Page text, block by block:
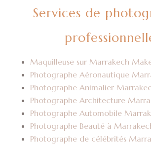
Services de
Maquilleuse sur Marrakech
Photographe Aéronautique
Photographe Animalier
Photographe Architecture
Photographe Automobile
Photographe Beauté à
Photographe de célébrités